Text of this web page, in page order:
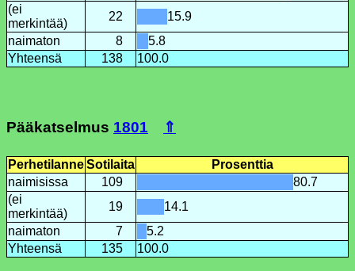
(ei
merkintää)
22
15.9
naimaton
8
5.8
Yhteensä
138 100.0
Pääkatselmus 1801 ⇑
PerhetilanneSotilaita
Prosenttia
naimisissa
109
80.7
(ei
merkintää)
19
14.1
naimaton
7
5.2
Yhteensä
135 100.0